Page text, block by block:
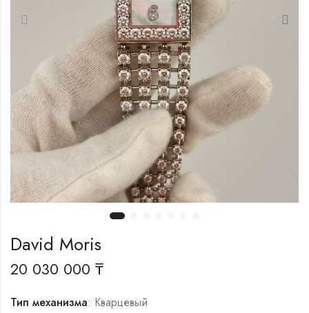
David Moris
20 030 000 ₸
Тип механизма: Кварцевый